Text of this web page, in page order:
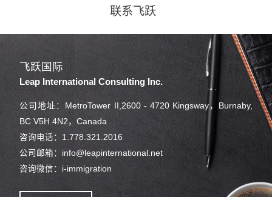
联系飞跃
飞跃国际
Leap International Consulting Inc.
公司地址：MetroTower II,2600 - 4720 Kingsway，Burnaby,
BC V5H 4N2，Canada
咨询电话：1.778.321.2016
公司邮箱：info@leapinternational.net
咨询微信：i-immigration